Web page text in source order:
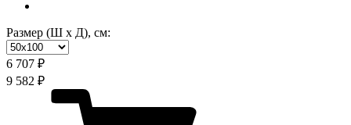
Размер (Ш х Д), см:
6 707 ₽
9 582 ₽